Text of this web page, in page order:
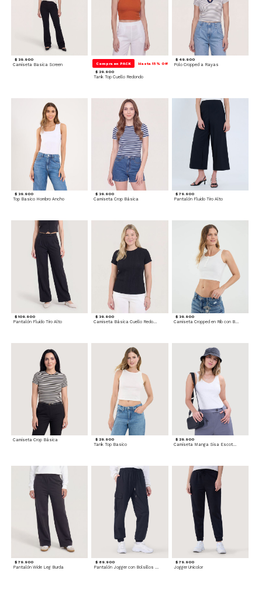
$ 39.900
Camiseta Basica Screen Compra en PACK Hasta 15% Off
$ 29.900
Tank Top Cuello Redondo
$ 49.900
Polo Cropped a Rayas
$ 39.900
Top Basico Hombro Ancho
$ 39.900
Camiseta Crop Básica
$ 79.900
Pantalón Fluido Tiro Alto
$ 109.900
Pantalón Fluido Tiro Alto
$ 39.900
Camiseta Básica Cuello Redondo
$ 39.900
Camiseta Cropped en Rib con Botones
Camiseta Crop Básica $ 29.900
Tank Top Basico
$ 29.900
Camiseta Manga Sisa Escotada
$ 79.900
Pantalón Wide Leg Burda
$ 89.900 $ 79.900
Jogger Unicolor